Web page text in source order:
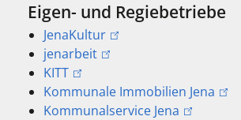
Eigen- und Regiebetriebe
JenaKultur
jenarbeit
KITT
Kommunale Immobilien Jena
Kommunalservice Jena